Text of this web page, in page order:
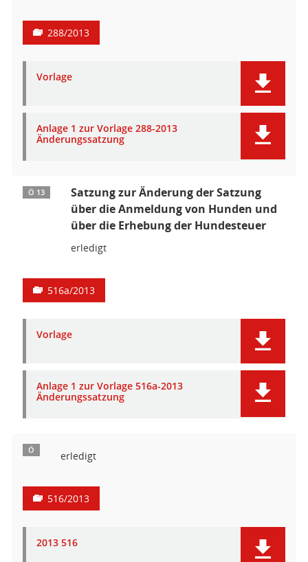
288/2013
Vorlage
Anlage 1 zur Vorlage 288-2013
Änderungssatzung
Ö 13
Satzung zur Änderung der Satzung
über die Anmeldung von Hunden und
über die Erhebung der Hundesteuer
erledigt
516a/2013
Vorlage
Anlage 1 zur Vorlage 516a-2013
Änderungssatzung
Ö erledigt
516/2013
2013 516